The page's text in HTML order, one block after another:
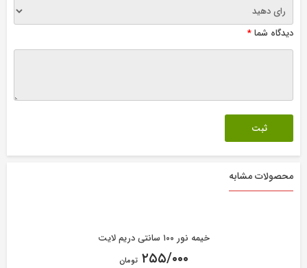
دیدگاه شما*
محصولات مشابه
خیمه نور ۱۰۰ سانتی دریم لایت
۲۵۵/۰۰۰ تومان